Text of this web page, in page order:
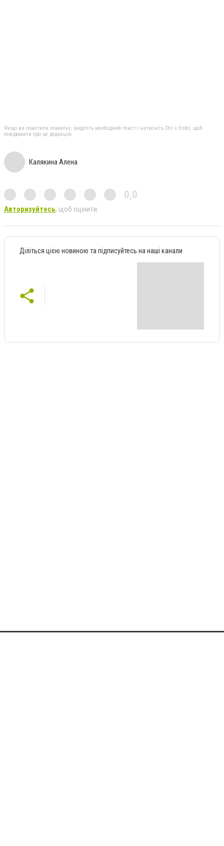
Якщо ви помітили помилку, виділіть необхідний текст і натисніть Ctrl + Enter, щоб
повідомити про це редакцію
Калякина Алена
0,0
Авторизуйтесь, щоб оцінити
Діліться цією новиною та підписуйтесь на наші канали